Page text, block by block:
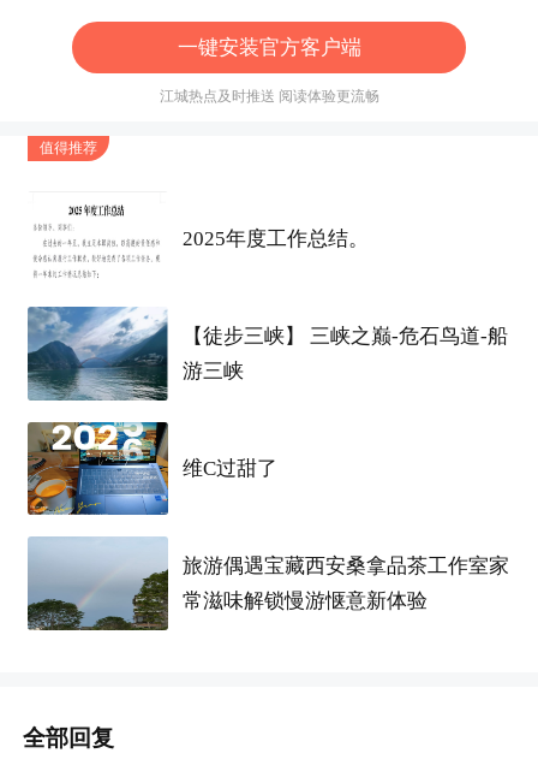
一键安装官方客户端
江城热点及时推送 阅读体验更流畅
值得推荐
2025年度工作总结。
【徒步三峡】 三峡之巅-危石鸟道-船
游三峡
维C过甜了
旅游偶遇宝藏西安桑拿品茶工作室家
常滋味解锁慢游惬意新体验
全部回复